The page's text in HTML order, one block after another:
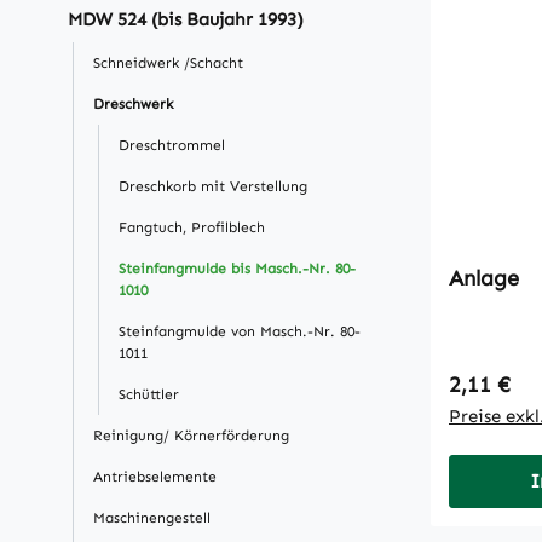
MDW 524 (bis Baujahr 1993)
Schneidwerk /Schacht
Dreschwerk
Dreschtrommel
Dreschkorb mit Verstellung
Fangtuch, Profilblech
Steinfangmulde bis Masch.-Nr. 80-
1010
Steinfangmulde von Masch.-Nr. 80-
1011
Schüttler
Reinigung/ Körnerförderung
Antriebselemente
Maschinengestell
Anlage
2,11 €
Preise